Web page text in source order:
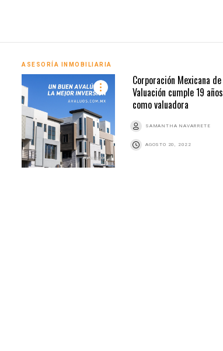
ASESORÍA INMOBILIARIA
Corporación Mexicana de
Valuación cumple 19 años
como valuadora
SAMANTHA NAVARRETE
AGOSTO 20, 2022